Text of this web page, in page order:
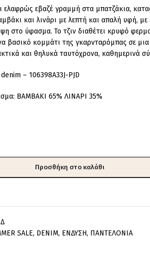
ελαφρώς εβαζέ γραμμή στα μπατζάκια,
και λινάρι με λεπτή και απαλή υφή, με
στο ύφασμα. Το τζιν διαθέτει κρυφό
βασικό κομμάτι της γκαρνταρόμπας σε
και θηλυκά ταυτόχρονα, καθημερινά
– 106398A33J-PJD
ΒΑΜΒΑΚΙ 65% ΛΙΝΑΡΙ 35%
Προσθήκη στο καλάθι
SALE, DENIM, ΕΝΔΥΣΗ, ΠΑΝΤΕΛΟΝΙΑ